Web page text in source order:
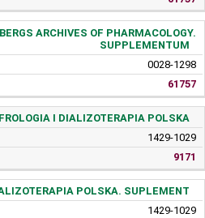
ARCHIVES OF PHARMACOLOGY.
SUPPLEMENTUM
0028-1298
61757
I DIALIZOTERAPIA POLSKA
1429-1029
9171
POLSKA. SUPLEMENT
1429-1029